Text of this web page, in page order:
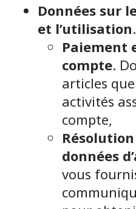
Données sur
et l’utilisation
Paiement
compte.
articles
activités
compte,
données
vous